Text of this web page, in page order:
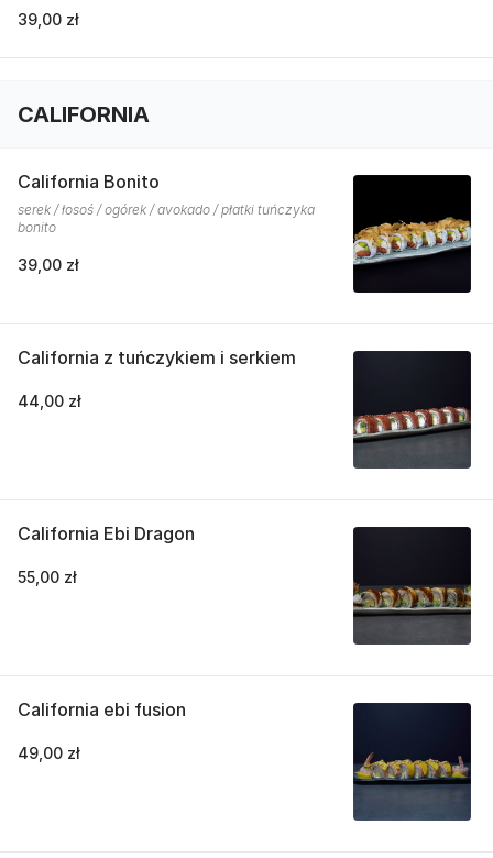
39,00 zł
CALIFORNIA
California Bonito
serek / łosoś / ogórek / avokado / płatki tuńczyka
bonito
39,00 zł
California z tuńczykiem i serkiem
44,00 zł
California Ebi Dragon
55,00 zł
California ebi fusion
49,00 zł